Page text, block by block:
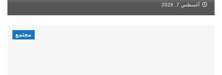
أغسطس 7, 2026
مجتمع